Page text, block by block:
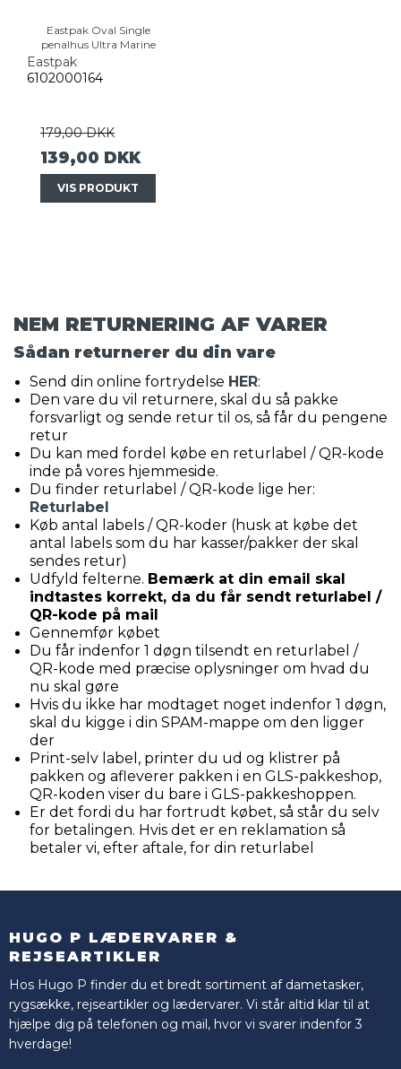
Eastpak Oval Single
penalhus Ultra Marine
Eastpak
6102000164
179,00 DKK
139,00 DKK
VIS PRODUKT
NEM RETURNERING AF VARER
Sådan returnerer du din vare
Send din online fortrydelse HER:
Den vare du vil returnere, skal du så pakke
forsvarligt og sende retur til os, så får du pengene
retur
Du kan med fordel købe en returlabel / QR-kode
inde på vores hjemmeside.
Du finder returlabel / QR-kode lige her:
Returlabel
Køb antal labels / QR-koder (husk at købe det
antal labels som du har kasser/pakker der skal
sendes retur)
Udfyld felterne. Bemærk at din email skal
indtastes korrekt, da du får sendt returlabel /
QR-kode på mail
Gennemfør købet
Du får indenfor 1 døgn tilsendt en returlabel /
QR-kode med præcise oplysninger om hvad du
nu skal gøre
Hvis du ikke har modtaget noget indenfor 1 døgn,
skal du kigge i din SPAM-mappe om den ligger
der
Print-selv label, printer du ud og klistrer på
pakken og afleverer pakken i en GLS-pakkeshop,
QR-koden viser du bare i GLS-pakkeshoppen.
Er det fordi du har fortrudt købet, så står du selv
for betalingen. Hvis det er en reklamation så
betaler vi, efter aftale, for din returlabel
HUGO P LÆDERVARER &
REJSEARTIKLER
Hos Hugo P finder du et bredt sortiment af dametasker,
rygsække, rejseartikler og lædervarer. Vi står altid klar til at
hjælpe dig på telefonen og mail, hvor vi svarer indenfor 3
hverdage!